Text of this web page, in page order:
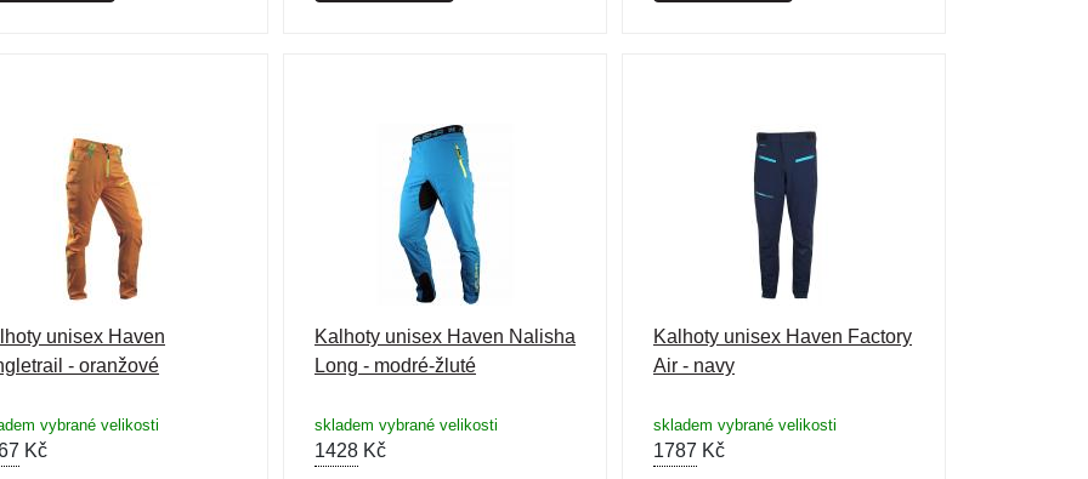
unisex Haven
- oranžové
vybrané velikosti
Kč
Kalhoty unisex Haven Nalisha
Long - modré-žluté
skladem vybrané velikosti
1428Kč
Kalhoty unisex Haven Factory
Air - navy
skladem vybrané velikosti
1787 Kč